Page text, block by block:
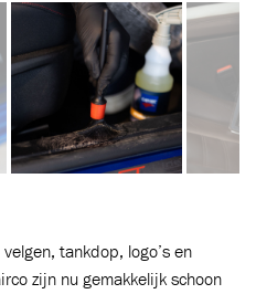
tankdop, logo’s en
zijn nu gemakkelijk schoon